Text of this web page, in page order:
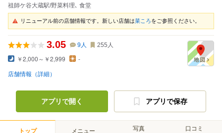
祖師ケ谷大蔵駅/野菜料理､ 食堂
リニューアル前の店舗情報です。新しい店舗は菜ころをご参照ください。
3.05 9人 255 人
￥2,000～￥2,999 -
店舗情報（詳細）
アプリで開く アプリで保存
トップ メニュー 写真 口コミ